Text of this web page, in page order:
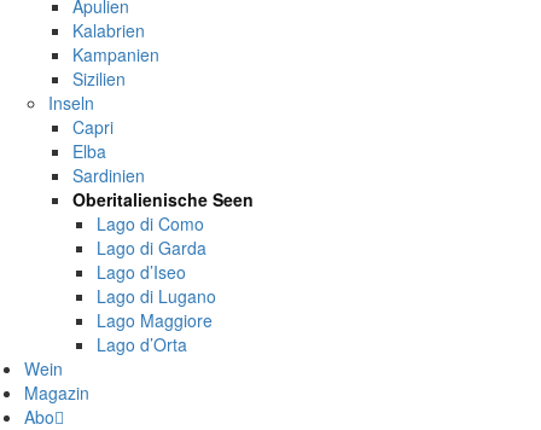
Apulien
Kalabrien
Kampanien
Sizilien
Inseln
Capri
Elba
Sardinien
Oberitalienische Seen
Lago di Como
Lago di Garda
Lago d’Iseo
Lago di Lugano
Lago Maggiore
Lago d’Orta
Wein
Magazin
Abo